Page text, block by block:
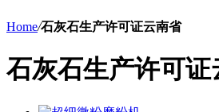
Home/石灰石生产许可证云南省
石灰石生产许可证